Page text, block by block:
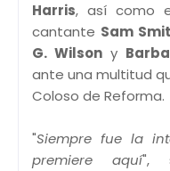
Harris, así como
cantante Sam
G. Wilson y
ante una multitud
Coloso de Reforma.
"Siempre fue la
premiere aquí",